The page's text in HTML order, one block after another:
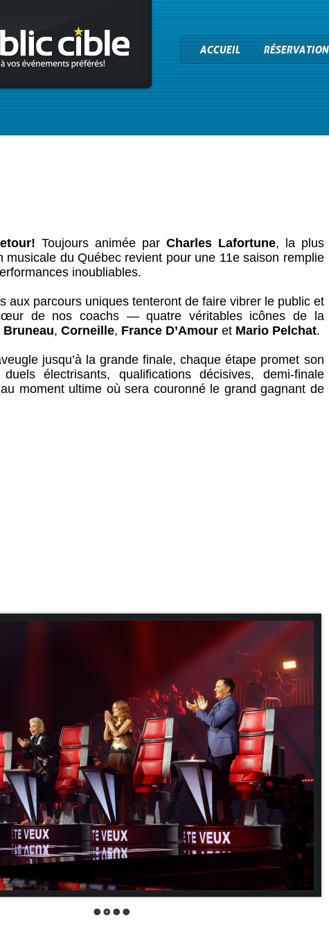
ACCUEIL RÉSERVATION
Toujours animée par Charles Lafortune, la plus
musicale du Québec revient pour une 11e saison remplie
inoubliables.
aux parcours uniques tenteront de faire vibrer le public et
de nos coachs — quatre véritables icônes de la
Bruneau, Corneille, France D’Amour et Mario Pelchat.
jusqu’à la grande finale, chaque étape promet son
électrisants, qualifications décisives, demi-finale
moment ultime où sera couronné le grand gagnant de